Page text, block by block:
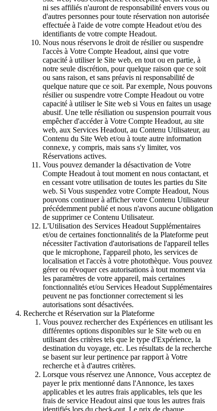
ni ses affiliés n'auront de responsabilité envers vous ou
d'autres personnes pour toute réservation non autorisée
effectuée à l'aide de votre compte Headout et/ou des
identifiants de votre compte Headout.
Nous nous réservons le droit de résilier ou suspendre
l'accès à Votre Compte Headout, ainsi que votre
capacité à utiliser le Site web, en tout ou en partie, à
notre seule discrétion, pour quelque raison que ce soit
ou sans raison, et sans préavis ni responsabilité de
quelque nature que ce soit. Par exemple, Nous pouvons
résilier ou suspendre votre Compte Headout ou votre
capacité à utiliser le Site web si Vous en faites un usage
abusif. Une telle résiliation ou suspension pourrait vous
empêcher d'accéder à Votre Compte Headout, au site
web, aux Services Headout, au Contenu Utilisateur, au
Contenu du Site Web et/ou à toute autre information
connexe, y compris, mais sans s'y limiter, vos
Réservations actives.
Vous pouvez demander la désactivation de Votre
Compte Headout à tout moment en nous contactant, et
en cessant votre utilisation de toutes les parties du Site
web. Si Vous suspendez votre Compte Headout, Nous
pouvons continuer à afficher votre Contenu Utilisateur
précédemment publié et nous n'avons aucune obligation
de supprimer ce Contenu Utilisateur.
L'Utilisation des Services Headout Supplémentaires
et/ou de certaines fonctionnalités de la Plateforme peut
nécessiter l'activation d'autorisations de l'appareil telles
que le microphone, l'appareil photo, les services de
localisation et l'accès à votre photothèque. Vous pouvez
gérer ou révoquer ces autorisations à tout moment via
les paramètres de votre appareil, mais certaines
fonctionnalités et/ou Services Headout Supplémentaires
peuvent ne pas fonctionner correctement si les
autorisations sont désactivées.
Recherche et Réservation sur la Plateforme
Vous pouvez rechercher des Expériences en utilisant les
différentes options disponibles sur le Site web ou en
utilisant des critères tels que le type d'Expérience, la
destination du voyage, etc. Les résultats de la recherche
se basent sur leur pertinence par rapport à Votre
recherche et à d'autres critères.
Lorsque vous réservez une Annonce, Vous acceptez de
payer le prix mentionné dans l'Annonce, les taxes
applicables et les autres frais applicables, tels que les
frais de service Headout ainsi que tous les autres frais
identifiés lors du check-out. Le prix de chaque